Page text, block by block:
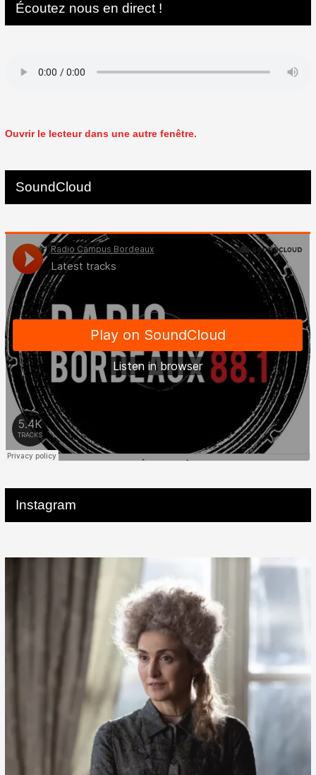
Écoutez nous en direct !
Ouvrir le lecteur dans une autre fenêtre.
SoundCloud
Instagram